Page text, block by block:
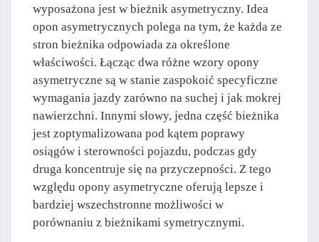
wyposażona jest w bieżnik asymetryczny. Idea
opon asymetrycznych polega na tym, że każda ze
stron bieżnika odpowiada za określone
właściwości. Łącząc dwa różne wzory opony
asymetryczne są w stanie zaspokoić specyficzne
wymagania jazdy zarówno na suchej i jak mokrej
nawierzchni. Innymi słowy, jedna część bieżnika
jest zoptymalizowana pod kątem poprawy
osiągów i sterowności pojazdu, podczas gdy
druga koncentruje się na przyczepności. Z tego
względu opony asymetryczne oferują lepsze i
bardziej wszechstronne możliwości w
porównaniu z bieżnikami symetrycznymi.